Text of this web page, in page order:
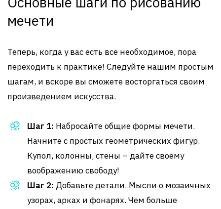
мечети
Теперь, когда у вас есть все необходимое, пора
переходить к практике! Следуйте нашим простым
шагам, и вскоре вы сможете восторгаться своим
произведением искусства.
Шаг 1: Набросайте общие формы мечети.
Начните с простых геометрических фигур.
Купол, колонны, стены – дайте своему
воображению свободу!
Шаг 2: Добавьте детали. Мысли о мозаичных
узорах, арках и фонарях. Чем больше